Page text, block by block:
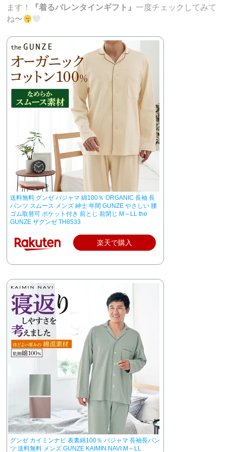
ます！
『着るバレンタインギフト』 一度チェックしてみて
ね〜
送料無料 グンゼ パジャマ 綿100％ ORGANIC 長袖 長
パンツ スムース メンズ 紳士 年間 GUNZE やさしい 腰
ゴム取替可 ポケット付き 前とじ 前閉じ M～LL the
GUNZE ザグンゼ TH8533
楽天で購入
グンゼ カイミンナビ 表裏綿100％ パジャマ 長袖長パン
ツ 送料無料 メンズ GUNZE KAIMIN NAVI M～LL